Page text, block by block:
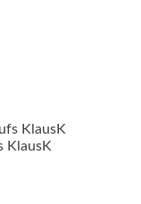
KlausK